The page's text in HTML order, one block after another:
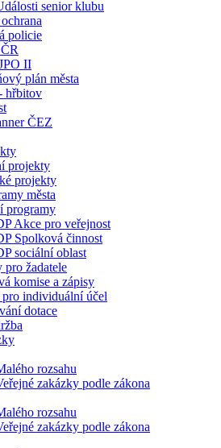
senior klubu
policie
II
plán města
hřbitov
ČEZ
projekty
projekty
města
programy
Akce pro veřejnost
Spolková činnost
sociální oblast
pro žadatele
komise a zápisy
pro individuální účel
dotace
rozsahu
zakázky podle zákona
rozsahu
zakázky podle zákona